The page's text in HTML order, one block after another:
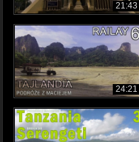
21:43
24:21